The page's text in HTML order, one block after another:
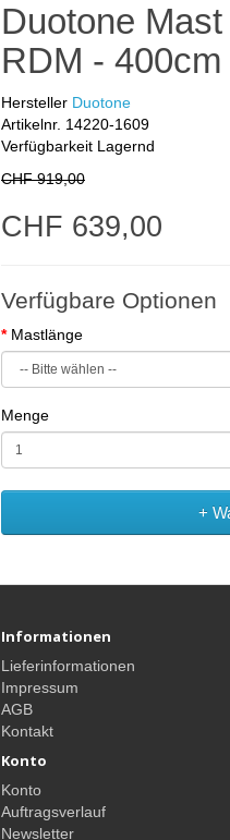
Duotone
RDM - 400cm
Hersteller Duotone
Artikelnr. 14220-1609
Verfügbarkeit Lagernd
CHF 919,00
CHF 639,00
Verfügbare Optionen
Mastlänge
Menge
+
Informationen
Lieferinformationen
Impressum
AGB
Kontakt
Konto
Konto
Auftragsverlauf
Newsletter